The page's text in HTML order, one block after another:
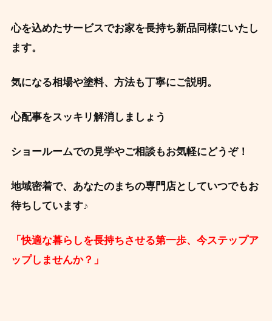
心を込めたサービスでお家を長持ち新品同様にいたし
ます。
気になる相場や塗料、方法も丁寧にご説明。
心配事をスッキリ解消しましょう
ショールームでの見学やご相談もお気軽にどうぞ！
地域密着で、あなたのまちの専門店としていつでもお
待ちしています♪
「快適な暮らしを長持ちさせる第一歩、今ステップア
ップしませんか？」